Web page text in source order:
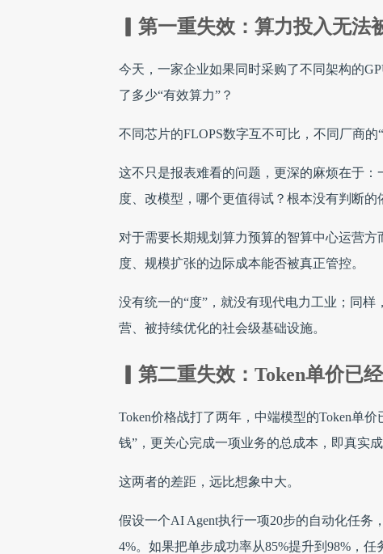
▎第一重失效：算力投入无法
今天，一家企业如果同时采购了不同架构的
了多少“有效算力”？
不同芯片的FLOPS数字互不可比，不同厂商
这不只是报表难看的问题，更深的麻烦在于
度、改模型，哪个更值得试？根本没有判断的
对于需要长期规划算力预算的智算中心运营
度、规模扩张的边际成本能否被真正管控。
没有统一的“度”，就没有现代电力工业；同
营、被持续优化的社会级基础设施。
▎第二重失效：Token单价已
Token价格战打了两年，中端模型的Token单
钱”，更关心完成一项业务的总成本，即真实成
这两者的差距，远比想象中大。
假设一个AI Agent执行一项20步的自动化任务
4%。如果把单步成功率从85%提升到98%，